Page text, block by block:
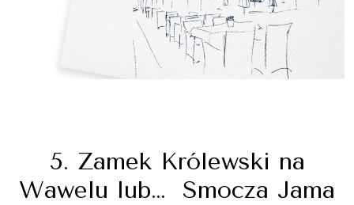
5. Zamek Królewski na
Wawelu lub… Smocza Jama